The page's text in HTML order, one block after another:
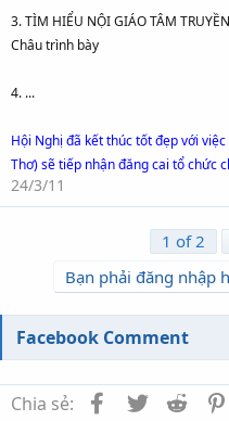
3. TÌM HIỂU NỘI GIÁO TÂM
Châu trình bày
4. ...
Hội Nghị đã kết thúc tốt đẹp với
Thơ) sẽ tiếp nhận đăng cai tổ chức
24/3/11
1 of 2
Bạn phải đăng nhập
Facebook Comment
Chia sẻ: Facebook
Twitter